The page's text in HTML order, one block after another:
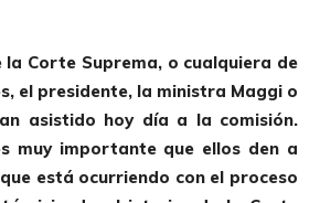
la Corte Suprema, o cualquiera de
el presidente, la ministra Maggi o
asistido hoy día a la comisión.
muy importante que ellos den a
está ocurriendo con el proceso